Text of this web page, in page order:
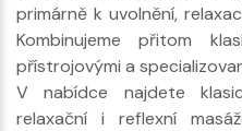
primárně k uvolnění,
Kombinujeme přitom
přístrojovými a
V nabídce najdete
relaxační i reflexní